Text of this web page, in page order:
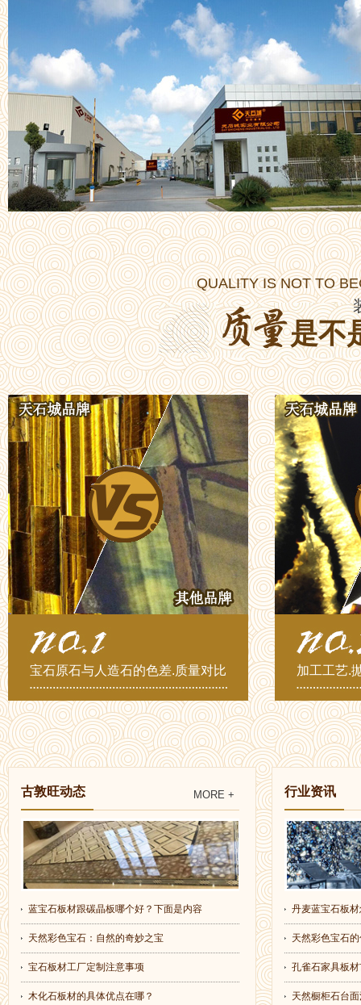
QUALITY IS NOT TO
是不
宝石原石与人造石的色差.质量对比 加工工艺.
MORE +
古敦旺动态
蓝宝石板材跟碳晶板哪个好？下面是内容
天然彩色宝石：自然的奇妙之宝
宝石板材工厂定制注意事项
木化石板材的具体优点在哪？
行业资讯
丹麦蓝宝石板
天然彩色宝石
孔雀石家具板
天然橱柜石台